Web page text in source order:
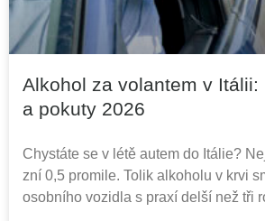
Alkohol za volantem v Itálii:
a pokuty 2026
Chystáte se v létě autem do Itálie?
zní 0,5 promile. Tolik alkoholu v krvi
osobního vozidla s praxí delší než tři